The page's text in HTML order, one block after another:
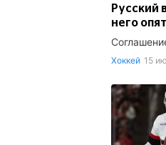
Русский
него
Хоккей 15